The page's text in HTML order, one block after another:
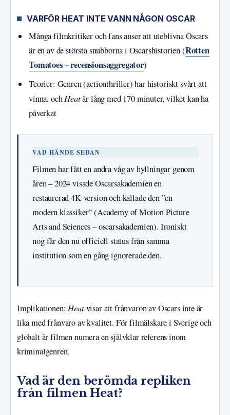
VARFÖR HEAT INTE VANN NÅGON OSCAR
Många filmkritiker och fans anser att uteblivna Oscars
är en av de största snubborna i Oscarshistorien (Rotten
Tomatoes – recensionsaggregator)
Teorier: Genren (actionthriller) har historiskt svårt att
vinna, ochHeatär lång med 170 minuter, vilket kan ha
påverkat
VAD HÄNDE SEDAN
Filmen har fått en andra våg av hyllningar genom
åren – 2024 visade Oscarsakademien en
restaurerad 4K-version och kallade den ”en
modern klassiker” (Academy of Motion Picture
Arts and Sciences – oscarsakademien). Ironiskt
nog får den nu officiell status från samma
institution som en gång ignorerade den.
Implikationen:Heatvisar att frånvaron av Oscars inte är
lika med frånvaro av kvalitet. För filmälskare i Sverige och
globalt är filmen numera en självklar referens inom
kriminalgenren.
Vad är den berömda repliken
från filmen Heat?